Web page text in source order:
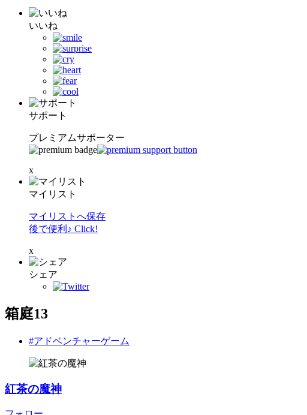
いいね
サポート
プレミアムサポーター
x
マイリスト
マイリストへ保存
後で便利♪ Click!
x
シェア
箱庭13
#アドベンチャーゲーム
紅茶の魔神